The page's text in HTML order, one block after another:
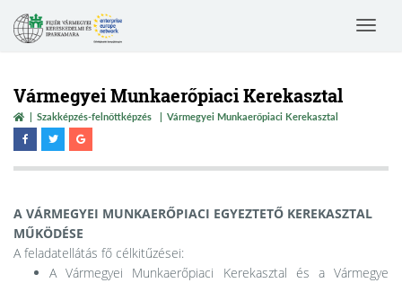
Toggle
Vármegyei Munkaerőpiaci Kerekasztal
Szakképzés-felnőttképzés Vármegyei Munkaerőpiaci Kerekasztal
A VÁRMEGYEI MUNKAERŐPIACI EGYEZTETŐ KEREKASZTAL
MŰKÖDÉSE
A feladatellátás fő célkitűzései:
A Vármegyei Munkaerőpiaci Kerekasztal és a Vármegye